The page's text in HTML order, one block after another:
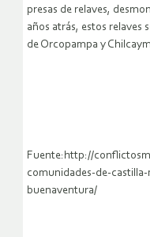
presas de relaves,
años atrás, estos relaves
de Orcopampa y
Fuente:http://
comunidades-de-
buenaventura/